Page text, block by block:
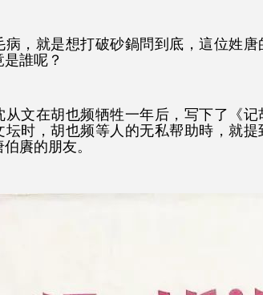
病，就是想打破砂鍋問到底，這位姓
誰呢？
从文在胡也频牺牲一年后，写下了《
坛时，胡也频等人的无私帮助時，就提
伯賡的朋友。